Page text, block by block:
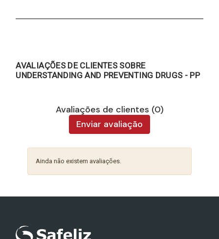
AVALIAÇÕES DE CLIENTES SOBRE
UNDERSTANDING AND PREVENTING DRUGS - PP
Avaliações de clientes (0)
Enviar avaliação
Ainda não existem avaliações.